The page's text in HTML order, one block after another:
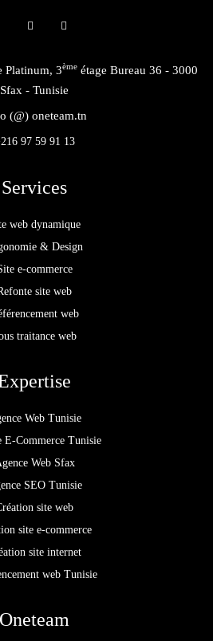
Platinum, 3ème étage Bureau 36 - 3000
Sfax - Tunisie
(@) oneteam.tn
97 59 91 13
Services
web dynamique
& Design
e-commerce
site web
web
traitance web
Web Tunisie
E-Commerce Tunisie
Web Sfax
SEO Tunisie
site web
site e-commerce
site internet
web Tunisie
Oneteam